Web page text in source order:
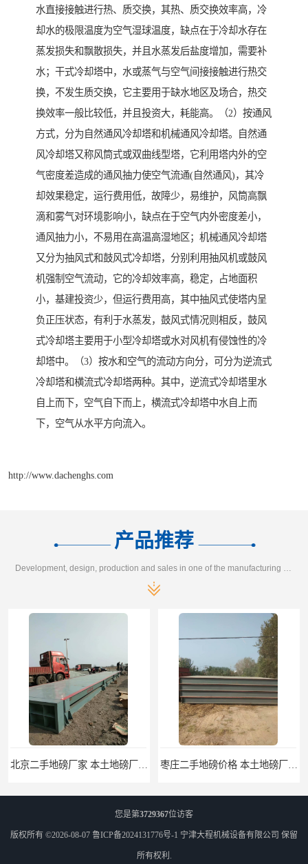
水直接接触进行热、质交换，其热、质交换效率高，冷
却水的极限温度为空气湿球温度，缺点在于冷却水存在
蒸发损失和飘散损失，并且水蒸发后盐度增加，需要补
水；干式冷却塔中，水或蒸气与空气间接接触进行热交
换，不发生质交换，它主要用于缺水地区及场合，热交
换效率一般比较低，并且投资大，耗能高。（2）按通风
方式，分为自然通风冷却塔和机械通风冷却塔。自然通
风冷却塔又称风筒式或双曲线型塔，它利用塔内外的空
气密度差造成的通风抽力使空气流通(自然通风)，其冷
却效果稳定，运行费用低，故障少，易维护，风筒高飘
滴和雾气对环境影响小，缺点在于空气内外密度差小，
通风抽力小，不易用在高温高湿地区；机械通风冷却塔
又分为抽风式和鼓风式冷却塔，分别利用抽风机或鼓风
机强制空气流动，它的冷却效率高，稳定，占地面积
小，基建投资少，但运行费用高，其中抽风式使塔内呈
负正压状态，有利于水蒸发，鼓风式情况则相反，鼓风
式冷却塔主要用于小型冷却塔或水对风机有侵蚀性的冷
却塔中。（3）按水和空气的流动方向分，可分为逆流式
冷却塔和横流式冷却塔两种。其中，逆流式冷却塔里水
自上而下，空气自下而上，横流式冷却塔中水自上而
下，空气从水平方向流入。
http://www.dachenghs.com
产品推荐
您是第3729367位访客
版权所有 ©2026-08-07 鲁ICP备2024131776号-1 宁津大程机械设备有限公司 保留
所有权利.